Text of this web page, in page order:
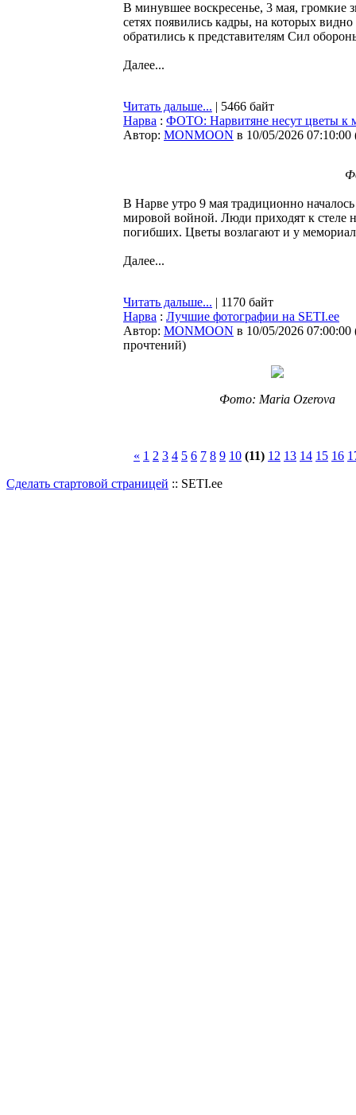
В минувшее воскресенье, 3 мая, громкие
сетях появились кадры, на которых
обратились к представителям Сил
Далее...
Читать дальше... | 5466 байт
Нарва : ФОТО: Нарвитяне несут цветы к
Автор: MONMOON в 10/05/2026 07:10:00
В Нарве утро 9 мая традиционно
мировой войной. Люди приходят к стеле
погибших. Цветы возлагают и у
Далее...
Читать дальше... | 1170 байт
Нарва : Лучшие фотографии на SETI.ee
Автор: MONMOON в 10/05/2026 07:00:00
прочтений)
Фото: Maria Ozerova
« 1 2 3 4 5 6 7 8 9 10 (11) 12 13 14 15 16
Сделать стартовой страницей :: SETI.ee